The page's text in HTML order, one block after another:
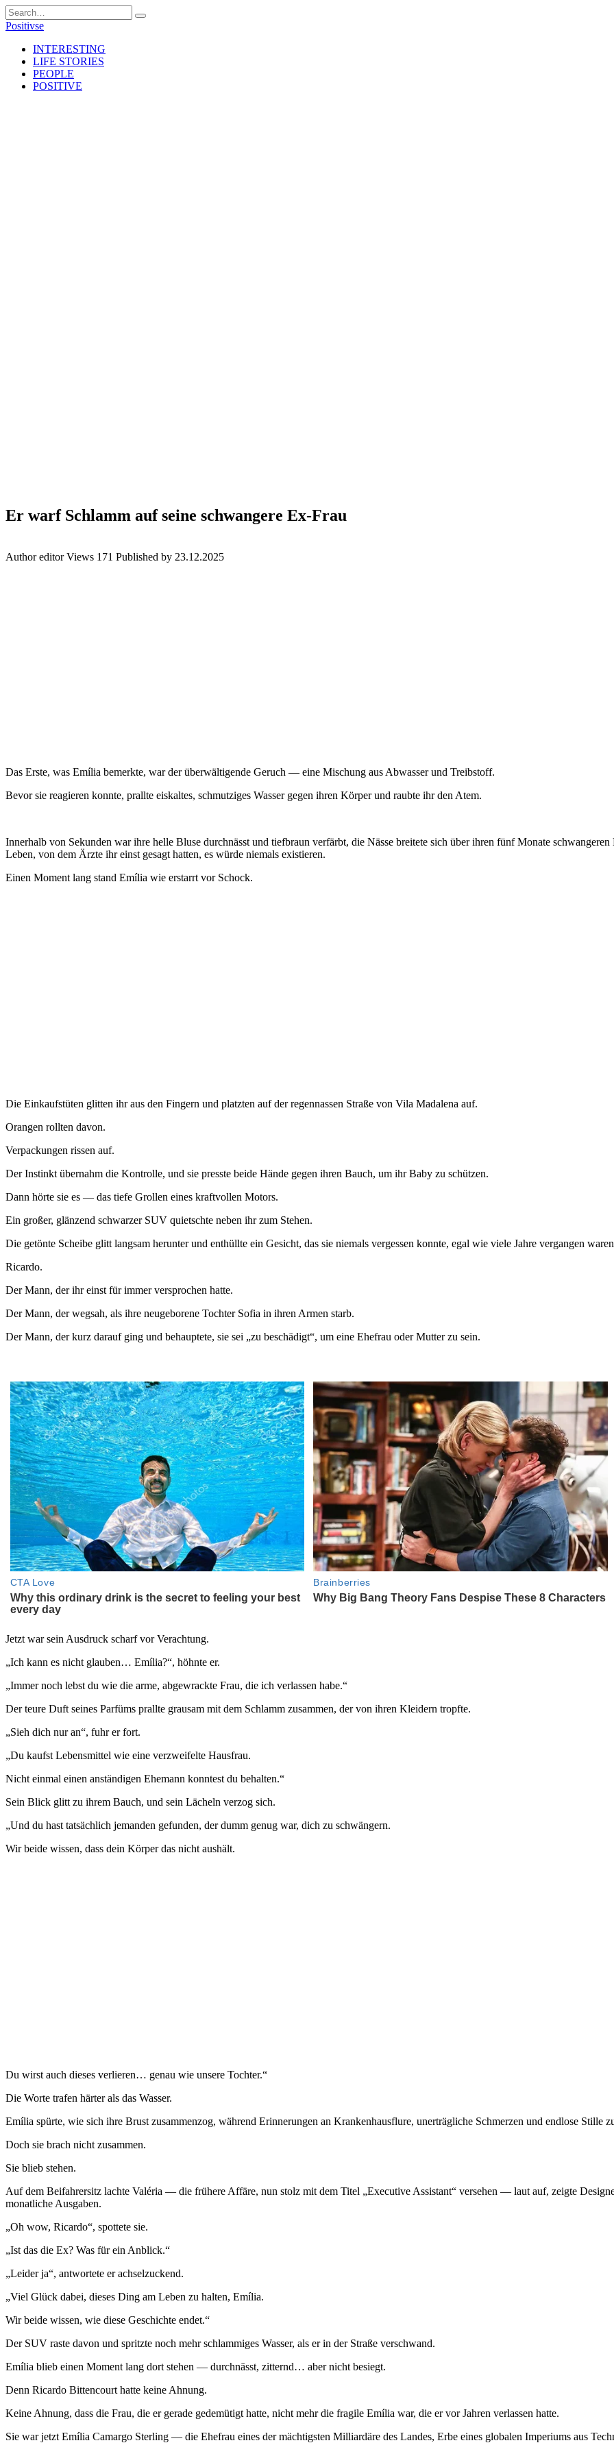
Skip
to
Search
for:
Positivse
INTERESTING
LIFE STORIES
PEOPLE
POSITIVE
Er warf Schlamm auf seine schwangere Ex-Frau
Author editor Views 171 Published by 23.12.2025
Das Erste, was Emília bemerkte, war der überwältigende Geruch — eine Mischung aus Abwasser und Treibstoff.
Bevor sie reagieren konnte, prallte eiskaltes, schmutziges Wasser gegen ihren Körper und raubte ihr den Atem.
Innerhalb von Sekunden war ihre helle Bluse durchnässt und tiefbraun verfärbt, die Nässe breitete sich über ihren fünf Monate
Leben, von dem Ärzte ihr einst gesagt hatten, es würde niemals existieren.
Einen Moment lang stand Emília wie erstarrt vor Schock.
Die Einkaufstüten glitten ihr aus den Fingern und platzten auf der regennassen Straße von Vila Madalena auf.
Orangen rollten davon.
Verpackungen rissen auf.
Der Instinkt übernahm die Kontrolle, und sie presste beide Hände gegen ihren Bauch, um ihr Baby zu schützen.
Dann hörte sie es — das tiefe Grollen eines kraftvollen Motors.
Ein großer, glänzend schwarzer SUV quietschte neben ihr zum Stehen.
Die getönte Scheibe glitt langsam herunter und enthüllte ein Gesicht, das sie niemals vergessen konnte, egal wie viele Jahre vergangen
Ricardo.
Der Mann, der ihr einst für immer versprochen hatte.
Der Mann, der wegsah, als ihre neugeborene Tochter Sofia in ihren Armen starb.
Der Mann, der kurz darauf ging und behauptete, sie sei „zu beschädigt“, um eine Ehefrau oder Mutter zu sein.
Jetzt war sein Ausdruck scharf vor Verachtung.
„Ich kann es nicht glauben… Emília?“, höhnte er.
„Immer noch lebst du wie die arme, abgewrackte Frau, die ich verlassen habe.“
Der teure Duft seines Parfüms prallte grausam mit dem Schlamm zusammen, der von ihren Kleidern tropfte.
„Sieh dich nur an“, fuhr er fort.
„Du kaufst Lebensmittel wie eine verzweifelte Hausfrau.
Nicht einmal einen anständigen Ehemann konntest du behalten.“
Sein Blick glitt zu ihrem Bauch, und sein Lächeln verzog sich.
„Und du hast tatsächlich jemanden gefunden, der dumm genug war, dich zu schwängern.
Wir beide wissen, dass dein Körper das nicht aushält.
Du wirst auch dieses verlieren… genau wie unsere Tochter.“
Die Worte trafen härter als das Wasser.
Emília spürte, wie sich ihre Brust zusammenzog, während Erinnerungen an Krankenhausflure, unerträgliche Schmerzen und endlose Stille
Doch sie brach nicht zusammen.
Sie blieb stehen.
Auf dem Beifahrersitz lachte Valéria — die frühere Affäre, nun stolz mit dem Titel „Executive Assistant“ versehen — laut auf, zeigte
monatliche Ausgaben.
„Oh wow, Ricardo“, spottete sie.
„Ist das die Ex? Was für ein Anblick.“
„Leider ja“, antwortete er achselzuckend.
„Viel Glück dabei, dieses Ding am Leben zu halten, Emília.
Wir beide wissen, wie diese Geschichte endet.“
Der SUV raste davon und spritzte noch mehr schlammiges Wasser, als er in der Straße verschwand.
Emília blieb einen Moment lang dort stehen — durchnässt, zitternd… aber nicht besiegt.
Denn Ricardo Bittencourt hatte keine Ahnung.
Keine Ahnung, dass die Frau, die er gerade gedemütigt hatte, nicht mehr die fragile Emília war, die er vor Jahren verlassen hatte.
Sie war jetzt Emília Camargo Sterling — die Ehefrau eines der mächtigsten Milliardäre des Landes, Erbe eines globalen Imperiums aus